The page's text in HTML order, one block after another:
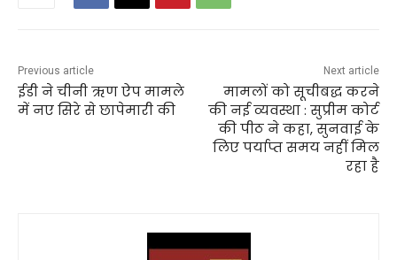
Previous article
ईडी ने चीनी ऋण ऐप मामले
में नए सिरे से छापेमारी की
Next article
मामलों को सूचीबद्ध करने
की नई व्यवस्था : सुप्रीम कोर्ट
की पीठ ने कहा, सुनवाई के
लिए पर्याप्त समय नहीं मिल
रहा है